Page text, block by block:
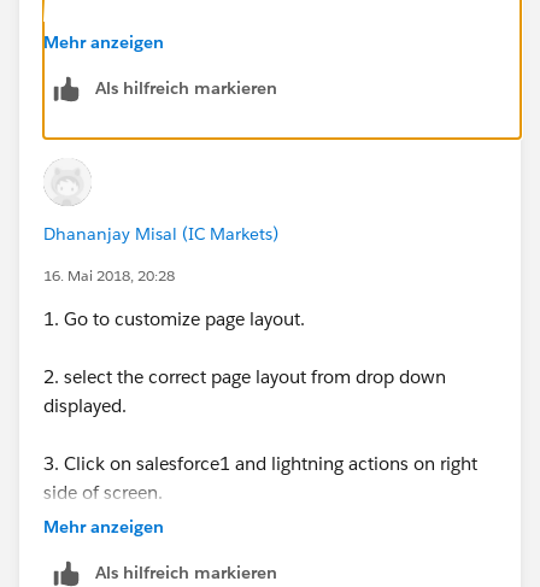
Thanks
Mehr anzeigen
Als hilfreich markieren
Dhananjay Misal (IC Markets)
16. Mai 2018, 20:28
1. Go to customize page layout.
2. select the correct page layout from drop down
displayed.
3. Click on salesforce1 and lightning actions on right
side of screen.
Mehr anzeigen
Als hilfreich markieren